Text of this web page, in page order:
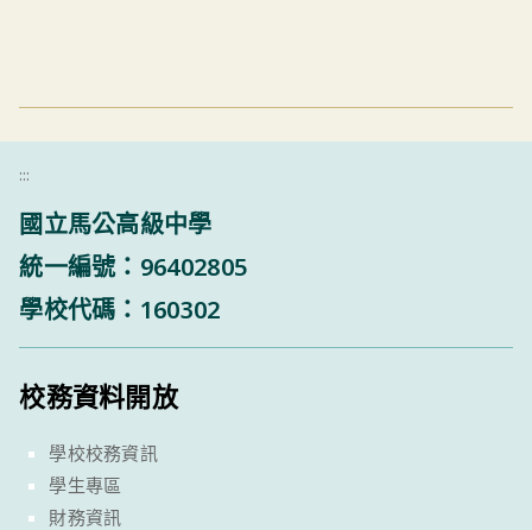
:::
國立馬公高級中學
統一編號：96402805
學校代碼：160302
校務資料開放
學校校務資訊
學生專區
財務資訊